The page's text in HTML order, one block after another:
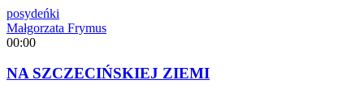
posydeńki
Małgorzata Frymus
00:00
NA SZCZECIŃSKIEJ ZIEMI